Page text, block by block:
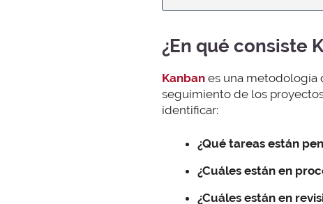
¿En qué consiste
Kanban es una metodología
seguimiento de los
identificar:
¿Qué tareas están
¿Cuáles están en
¿Cuáles están en